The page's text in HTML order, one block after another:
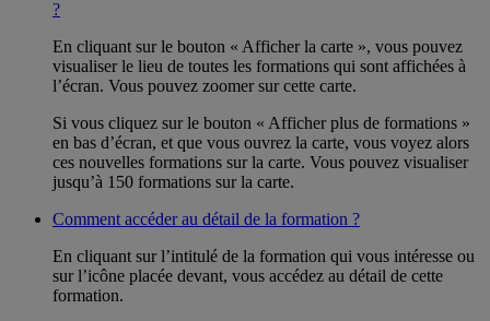
?
En cliquant sur le bouton « Afficher la carte », vous pouvez
visualiser le lieu de toutes les formations qui sont affichées à
l’écran. Vous pouvez zoomer sur cette carte.
Si vous cliquez sur le bouton « Afficher plus de formations »
en bas d’écran, et que vous ouvrez la carte, vous voyez alors
ces nouvelles formations sur la carte. Vous pouvez visualiser
jusqu’à 150 formations sur la carte.
Comment accéder au détail de la formation ?
En cliquant sur l’intitulé de la formation qui vous intéresse ou
sur l’icône placée devant, vous accédez au détail de cette
formation.